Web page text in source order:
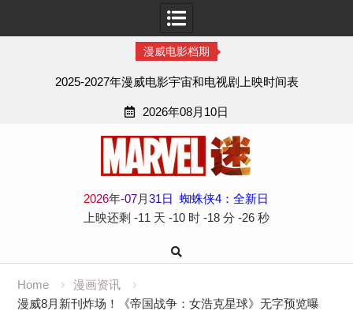
漫威电影档期
2025-2027年漫威电影宇宙和电视剧上映时间表
2026年08月10日
2026年-07月31日
蜘蛛侠4：全新日
上映还剩 -11 天 -10 时 -18 分 -27 秒
Home
漫画资讯
漫威8月新刊炸场！《帝国战争：女浩克星球》无字预览曝